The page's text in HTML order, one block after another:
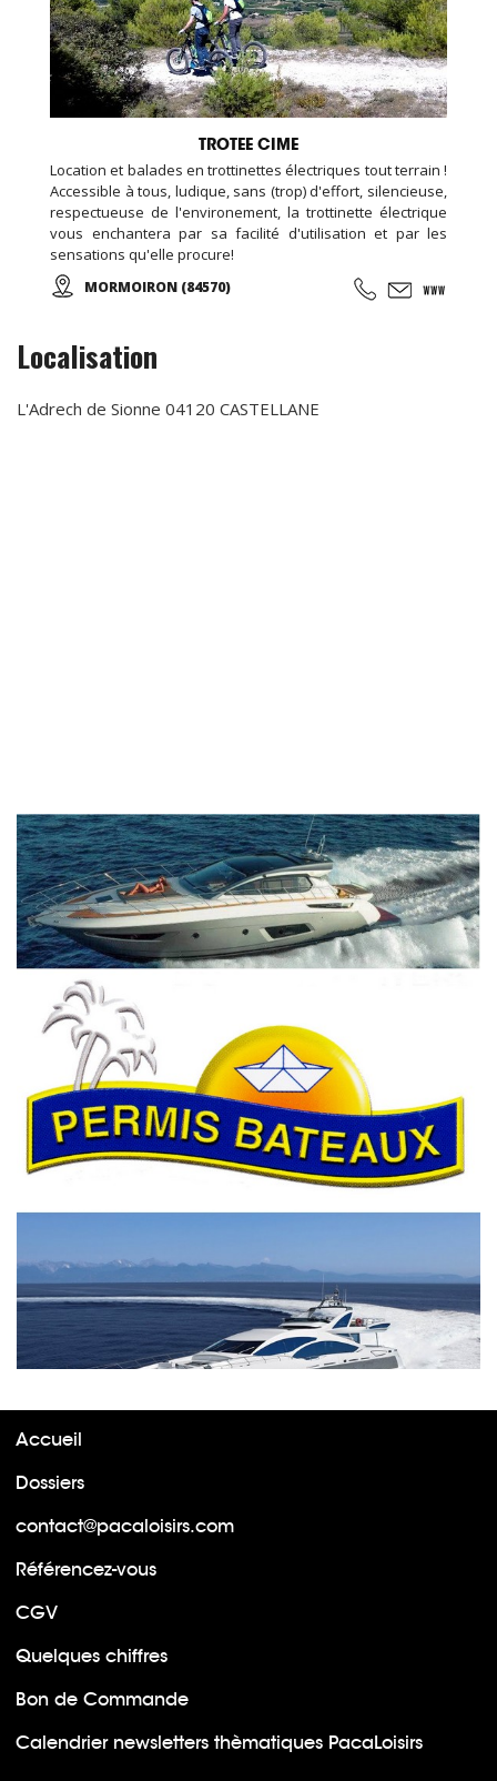
TROTEE CIME
Location et balades en trottinettes électriques tout terrain !
Accessible à tous, ludique, sans (trop) d'effort, silencieuse,
respectueuse de l'environement, la trottinette électrique
vous enchantera par sa facilité d'utilisation et par les
sensations qu'elle procure!
MORMOIRON (84570)
Localisation
L'Adrech de Sionne 04120 CASTELLANE
Accueil
Dossiers
contact@pacaloisirs.com
Référencez-vous
CGV
Quelques chiffres
Bon de Commande
Calendrier newsletters thèmatiques PacaLoisirs